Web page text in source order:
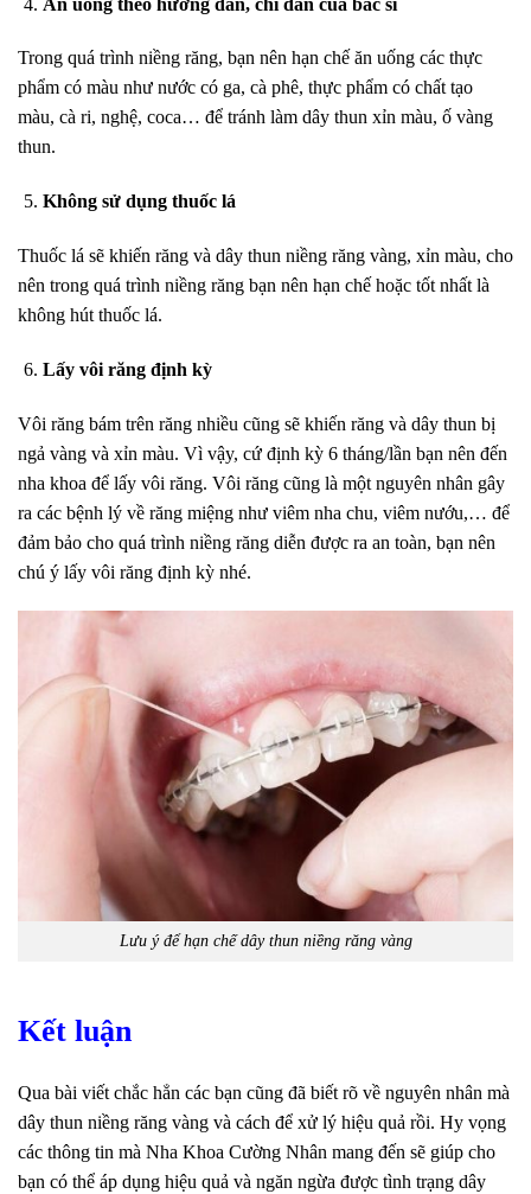
Trong quá trình niềng răng, bạn nên hạn chế ăn uống các thực
phẩm có màu như nước có ga, cà phê, thực phẩm có chất tạo
màu, cà ri, nghệ, coca… để tránh làm dây thun xỉn màu, ố vàng
thun.
Không sử dụng thuốc lá
Thuốc lá sẽ khiến răng và dây thun niềng răng vàng, xỉn màu, cho
nên trong quá trình niềng răng bạn nên hạn chế hoặc tốt nhất là
không hút thuốc lá.
Lấy vôi răng định kỳ
Vôi răng bám trên răng nhiều cũng sẽ khiến răng và dây thun bị
ngả vàng và xỉn màu. Vì vậy, cứ định kỳ 6 tháng/lần bạn nên đến
nha khoa để lấy vôi răng. Vôi răng cũng là một nguyên nhân gây
ra các bệnh lý về răng miệng như viêm nha chu, viêm nướu,… để
đảm bảo cho quá trình niềng răng diễn được ra an toàn, bạn nên
chú ý lấy vôi răng định kỳ nhé.
Lưu ý để hạn chế dây thun niềng răng vàng
Kết luận
Qua bài viết chắc hẳn các bạn cũng đã biết rõ về nguyên nhân mà
dây thun niềng răng vàng và cách để xử lý hiệu quả rồi. Hy vọng
các thông tin mà Nha Khoa Cường Nhân mang đến sẽ giúp cho
bạn có thể áp dụng hiệu quả và ngăn ngừa được tình trạng dây